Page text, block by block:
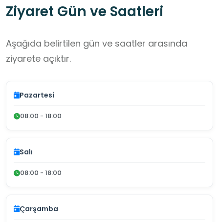
Ziyaret Gün ve Saatleri
Aşağıda belirtilen gün ve saatler arasında
ziyarete açıktır.
Pazartesi
08:00 - 18:00
Salı
08:00 - 18:00
Çarşamba